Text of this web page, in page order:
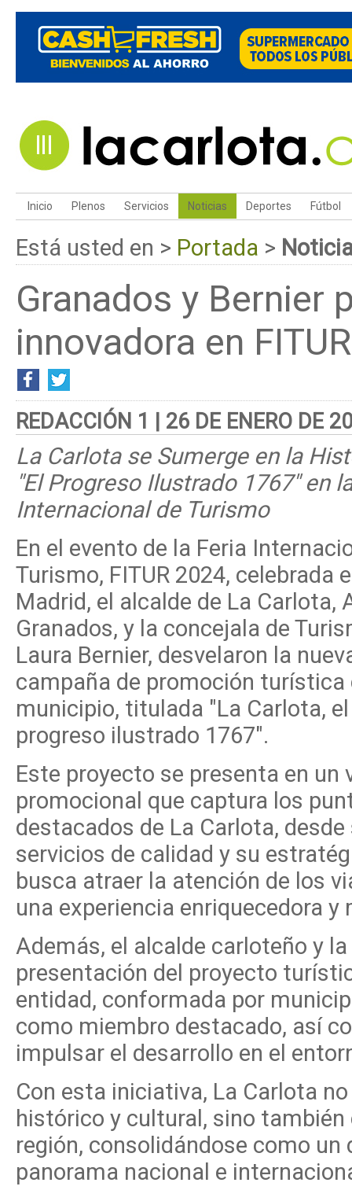
Inicio Plenos Servicios Noticias Deportes Fútbol
Está usted en > Portada >
Granados y Bernier
innovadora en
REDACCIÓN 1 | 26 DE ENERO DE
La Carlota se Sumerge en la
"El Progreso Ilustrado 1767" en
Internacional de Turismo
En el evento de la Feria
Turismo, FITUR 2024, celebrada
Madrid, el alcalde de La Carlota,
Granados, y la concejala de
Laura Bernier, desvelaron la
campaña de promoción turística
municipio, titulada "La Carlota, el
progreso ilustrado 1767".
Este proyecto se presenta en un
promocional que captura los
destacados de La Carlota,
servicios de calidad y su
busca atraer la atención de los
una experiencia enriquecedora y
Además, el alcalde carloteño y
presentación del proyecto
entidad, conformada por
como miembro destacado, así
impulsar el desarrollo en el
Con esta iniciativa, La Carlota
histórico y cultural, sino
región, consolidándose como
panorama nacional e